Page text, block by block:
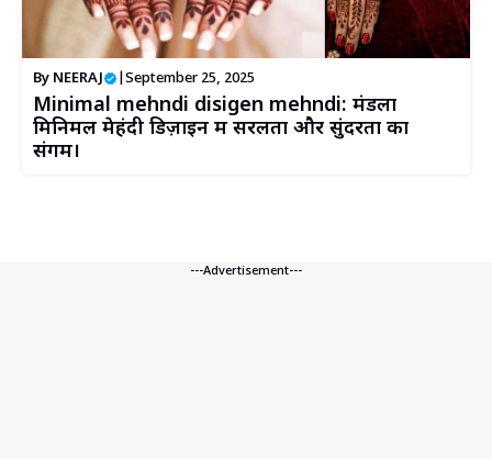
By NEERAJ September 25, 2025
Minimal mehndi disigen mehndi: मंडला
मिनिमल मेहंदी डिज़ाइन में सरलता और सुंदरता का
संगम।
---Advertisement---